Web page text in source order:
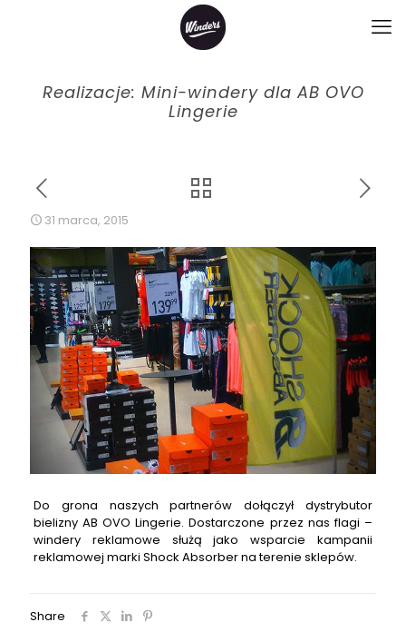
Realizacje: Mini-windery dla AB OVO
Lingerie
31 marca, 2015
Do grona naszych partnerów dołączył dystrybutor
bielizny AB OVO Lingerie. Dostarczone przez nas flagi –
windery reklamowe służą jako wsparcie kampanii
reklamowej marki Shock Absorber na terenie sklepów.
Share